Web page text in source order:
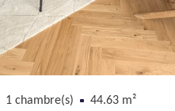
1 chambre(s) 44.63 m²